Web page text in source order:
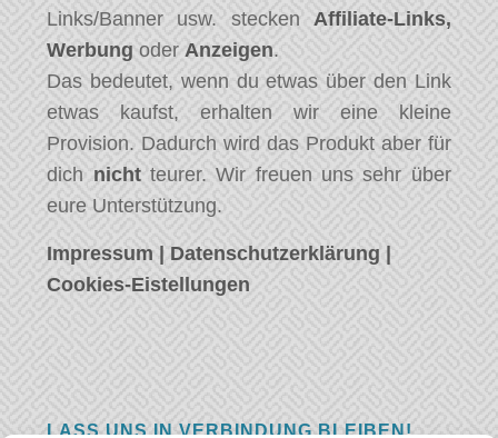
Links/Banner usw. stecken Affiliate-Links,
Werbung oder Anzeigen.
Das bedeutet, wenn du etwas über den Link
etwas kaufst, erhalten wir eine kleine
Provision. Dadurch wird das Produkt aber für
dich nichtteurer. Wir freuen uns sehr über
eure Unterstützung.
Impressum Datenschutzerklärung
Cookies-Eistellungen
LASS UNS IN VERBINDUNG BLEIBEN!